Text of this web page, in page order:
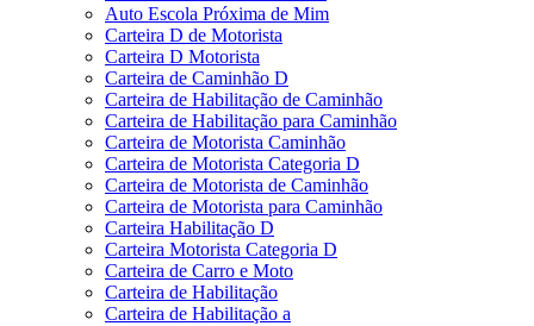
Auto Escola Próxima de Mim
Carteira D de Motorista
Carteira D Motorista
Carteira de Caminhão D
Carteira de Habilitação de Caminhão
Carteira de Habilitação para Caminhão
Carteira de Motorista Caminhão
Carteira de Motorista Categoria D
Carteira de Motorista de Caminhão
Carteira de Motorista para Caminhão
Carteira Habilitação D
Carteira Motorista Categoria D
Carteira de Carro e Moto
Carteira de Habilitação
Carteira de Habilitação a